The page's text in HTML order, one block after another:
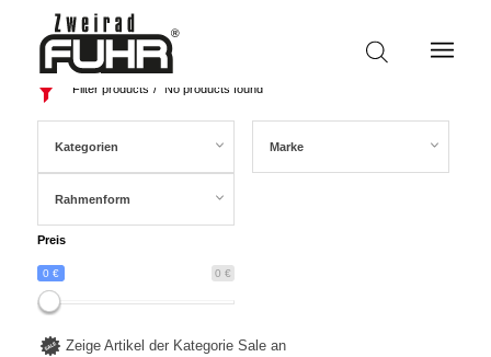
Filter products No products found
Kategorien Marke
Rahmenform
Preis
0 €
0 €
Zeige Artikel der Kategorie Sale an